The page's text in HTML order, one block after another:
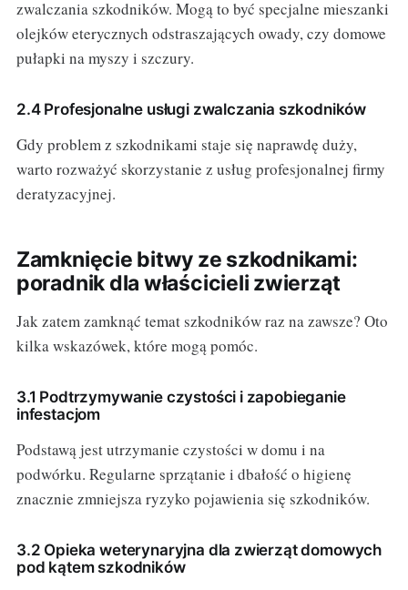
zwalczania szkodników. Mogą to być specjalne mieszanki
olejków eterycznych odstraszających owady, czy domowe
pułapki na myszy i szczury.
2.4 Profesjonalne usługi zwalczania szkodników
Gdy problem z szkodnikami staje się naprawdę duży,
warto rozważyć skorzystanie z usług profesjonalnej firmy
deratyzacyjnej.
Zamknięcie bitwy ze szkodnikami:
poradnik dla właścicieli zwierząt
Jak zatem zamknąć temat szkodników raz na zawsze? Oto
kilka wskazówek, które mogą pomóc.
3.1 Podtrzymywanie czystości i zapobieganie
infestacjom
Podstawą jest utrzymanie czystości w domu i na
podwórku. Regularne sprzątanie i dbałość o higienę
znacznie zmniejsza ryzyko pojawienia się szkodników.
3.2 Opieka weterynaryjna dla zwierząt domowych
pod kątem szkodników